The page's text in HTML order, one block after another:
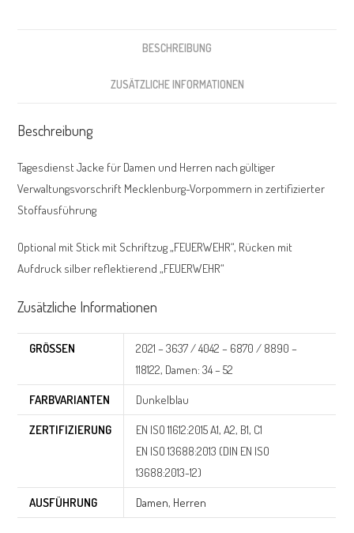
BESCHREIBUNG
ZUSÄTZLICHE INFORMATIONEN
Beschreibung
Tagesdienst Jacke für Damen und Herren nach gültiger
Verwaltungsvorschrift Mecklenburg-Vorpommern in zertifizierter
Stoffausführung
Optional mit Stick mit Schriftzug „FEUERWEHR“, Rücken mit
Aufdruck silber reflektierend „FEUERWEHR“
Zusätzliche Informationen
GRÖSSEN
2021 – 3637 / 4042 – 6870 / 8890 –
118122, Damen: 34 – 52
FARBVARIANTEN
Dunkelblau
ZERTIFIZIERUNG
EN ISO 11612:2015 A1, A2, B1, C1
EN ISO 13688:2013 (DIN EN ISO
13688:2013-12)
AUSFÜHRUNG
Damen, Herren